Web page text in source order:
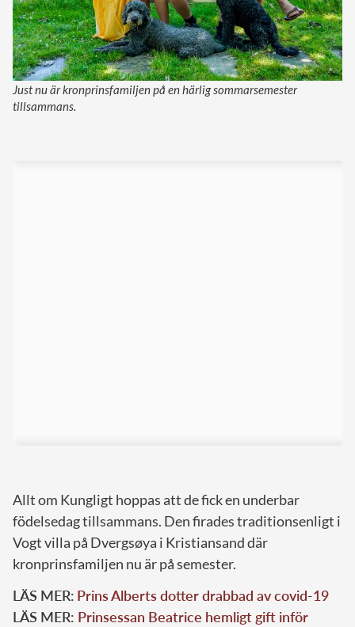
Just nu är kronprinsfamiljen på en härlig sommarsemester
tillsammans.
Allt om Kungligt hoppas att de fick en underbar
födelsedag tillsammans. Den firades traditionsenligt i
Vogt villa på Dvergsøya i Kristiansand där
kronprinsfamiljen nu är på semester.
LÄS MER: Prins Alberts dotter drabbad av covid-19
LÄS MER: Prinsessan Beatrice hemligt gift inför